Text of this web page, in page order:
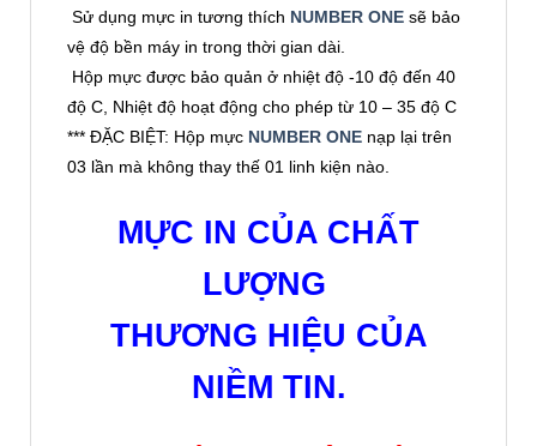
Sử dụng mực in tương thích NUMBER ONE sẽ bảo
vệ độ bền máy in trong thời gian dài.
Hộp mực được bảo quản ở nhiệt độ -10 độ đến 40
độ C, Nhiệt độ hoạt động cho phép từ 10 – 35 độ C
*** ĐẶC BIỆT: Hộp mực NUMBER ONE nạp lại trên
03 lần mà không thay thế 01 linh kiện nào.
MỰC IN CỦA CHẤT
LƯỢNG
THƯƠNG HIỆU CỦA
NIỀM TIN.